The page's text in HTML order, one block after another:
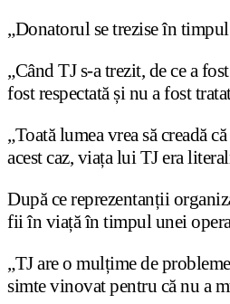
„Donatorul se trezise în
„Când TJ s-a trezit, de ce a
fost respectată și nu a fost
„Toată lumea vrea să creadă
acest caz, viața lui TJ era
După ce reprezentanții
fii în viață în timpul unei
„TJ are o mulțime de
simte vinovat pentru că nu a